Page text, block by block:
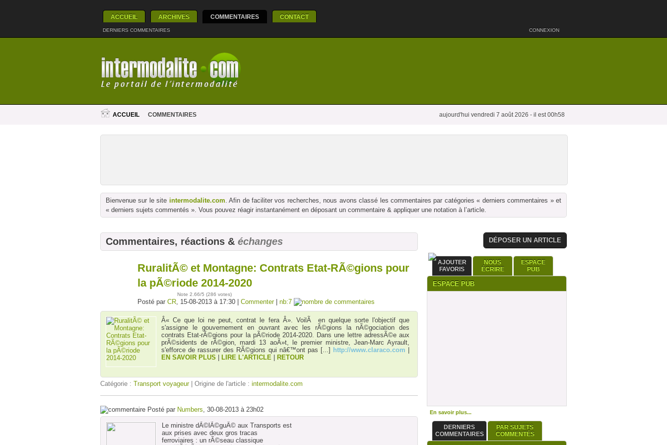
ACCUEIL ARCHIVES COMMENTAIRES CONTACT
DERNIERS COMMENTAIRES CONNEXION
ACCUEIL COMMENTAIRES aujourd'hui vendredi 7 août 2026 - il est 00h58
Bienvenue sur le site intermodalite.com. Afin de faciliter vos recherches, nous avons classé les commentaires par catégories « derniers commentaires » et
« derniers sujets commentés ». Vous pouvez réagir instantanément en déposant un commentaire & appliquer une notation à l’article.
Commentaires, réactions & échanges
RuralitÃ© et Montagne: Contrats Etat-RÃ©gions pour
la pÃ©riode 2014-2020
Note 2.66/5 (286 votes)
Posté par CR, 15-08-2013 à 17:30 | Commenter| nb:7
Â« Ce que loi ne peut, contrat le fera Â». VoilÃ en quelque sorte l'objectif que
s'assigne le gouvernement en ouvrant avec les rÃ©gions la nÃ©gociation des
contrats Etat-rÃ©gions pour la pÃ©riode 2014-2020. Dans une lettre adressÃ©e aux
prÃ©sidents de rÃ©gion, mardi 13 aoÃ»t, le premier ministre, Jean-Marc Ayrault,
s'efforce de rassurer des RÃ©gions qui nâ€™ont pas [...] http://www.claraco.com
EN SAVOIR PLUS
LIRE L'ARTICLE RETOUR
Catégorie : Transport voyageur| Origine de l'article : intermodalite.com
Posté par Numbers, 30-08-2013 à 23h02
Le ministre dÃ©lÃ©guÃ© aux Transports est
aux prises avec deux gros tracas
ferroviaires : un rÃ©seau classique
DÉPOSER UN ARTICLE
AJOUTER
FAVORIS
NOUS
ÉCRIRE
ESPACE
PUB
ESPACE PUB
En savoir plus...
DERNIERS
COMMENTAIRES
PAR SUJETS
COMMENTÉS